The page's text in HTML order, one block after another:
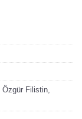
Özgür Filistin,